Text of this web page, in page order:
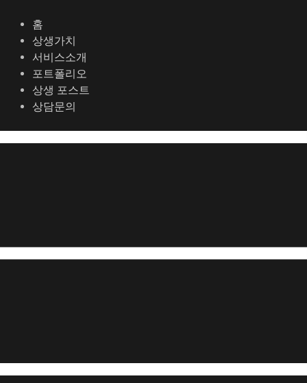
홈
상생가치
서비스소개
포트폴리오
상생 포스트
상담문의